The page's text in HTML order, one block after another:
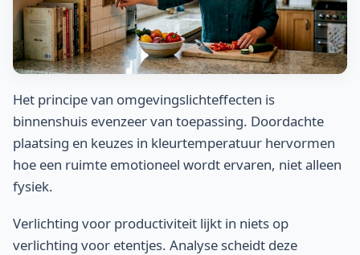
Het principe van omgevingslichteffecten is
binnenshuis evenzeer van toepassing. Doordachte
plaatsing en keuzes in kleurtemperatuur hervormen
hoe een ruimte emotioneel wordt ervaren, niet alleen
fysiek.
Verlichting voor productiviteit lijkt in niets op
verlichting voor etentjes. Analyse scheidt deze